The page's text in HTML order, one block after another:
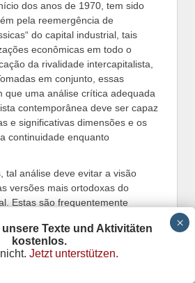
dos anos de 1970, tem sido
pela reemergência de
do capital industrial, tais
econômicas em todo o
da rivalidade intercapitalista,
em conjunto, essas
que uma análise crítica adequada
contemporânea deve ser capaz
e significativas dimensões e os
continuidade enquanto
tal análise deve evitar a visão
versões mais ortodoxas do
Estas são frequentemente
características que acompanham a
(apesar da emergência do
mas incapazes de se reportar
Texte und Aktivitäten
kostenlos.
Jetzt unterstützen.